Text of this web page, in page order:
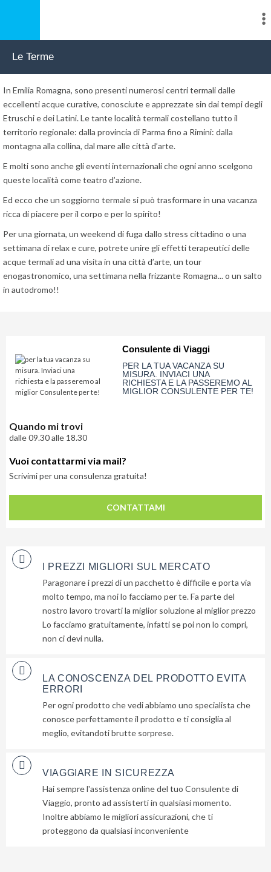
Lascia
qui
Le Terme
In Emilia Romagna, sono presenti numerosi centri termali dalle
eccellenti acque curative, conosciute e apprezzate sin dai tempi degli
Etruschi e dei Latini. Le tante località termali costellano tutto il
territorio regionale: dalla provincia di Parma fino a Rimini: dalla
montagna alla collina, dal mare alle città d’arte.
E molti sono anche gli eventi internazionali che ogni anno scelgono
queste località come teatro d’azione.
Ed ecco che un soggiorno termale si può trasformare in una vacanza
ricca di piacere per il corpo e per lo spirito!
Per una giornata, un weekend di fuga dallo stress cittadino o una
settimana di relax e cure, potrete unire gli effetti terapeutici delle
acque termali ad una visita in una città d’arte, un tour
enogastronomico, una settimana nella frizzante Romagna... o un salto
in autodromo!!
Consulente di Viaggi
PER LA TUA VACANZA SU
MISURA. INVIACI UNA
RICHIESTA E LA PASSEREMO AL
MIGLIOR CONSULENTE PER TE!
Quando mi trovi
dalle 09.30 alle 18.30
Vuoi contattarmi via mail?
Scrivimi per una consulenza gratuita!
CONTATTAMI
I PREZZI MIGLIORI SUL MERCATO
Paragonare i prezzi di un pacchetto è difficile e porta via
molto tempo, ma noi lo facciamo per te. Fa parte del
nostro lavoro trovarti la miglior soluzione al miglior prezzo
Lo facciamo gratuitamente, infatti se poi non lo compri,
non ci devi nulla.
LA CONOSCENZA DEL PRODOTTO EVITA
ERRORI
Per ogni prodotto che vedi abbiamo uno specialista che
conosce perfettamente il prodotto e ti consiglia al
meglio, evitandoti brutte sorprese.
VIAGGIARE IN SICUREZZA
Hai sempre l'assistenza online del tuo Consulente di
Viaggio, pronto ad assisterti in qualsiasi momento.
Inoltre abbiamo le migliori assicurazioni, che ti
proteggono da qualsiasi inconveniente